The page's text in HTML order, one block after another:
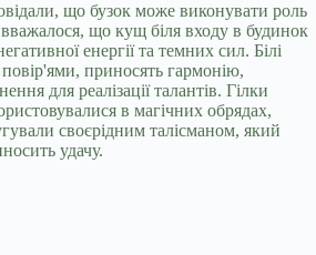
що бузок може виконувати роль
вважалося, що кущ біля входу в будинок
енергії та темних сил. Білі
приносять гармонію,
для реалізації талантів. Гілки
в магічних обрядах,
своєрідним талісманом, який
удачу.